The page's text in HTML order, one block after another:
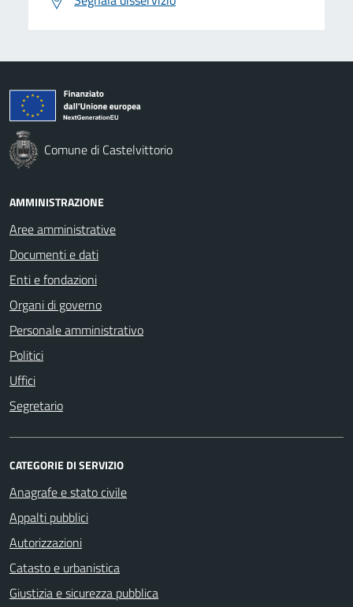
Comune di Castelvittorio
AMMINISTRAZIONE
Aree amministrative
Documenti e dati
Enti e fondazioni
Organi di governo
Personale amministrativo
Politici
Uffici
Segretario
CATEGORIE DI SERVIZIO
Anagrafe e stato civile
Appalti pubblici
Autorizzazioni
Catasto e urbanistica
Giustizia e sicurezza pubblica